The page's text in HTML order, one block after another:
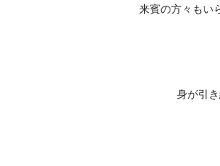
来賓の方々もい
身が引